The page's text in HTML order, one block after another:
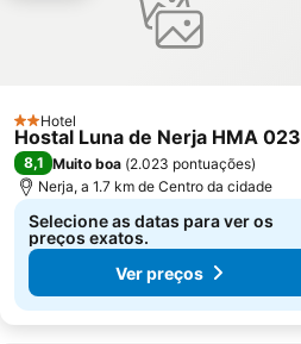
Puerta de la Cruz
Castillo de Salobreña
Granada
2 Estrelas
Hotel
Hostal Luna de Nerja HMA
8,1 Muito boa (2.023 pontuações)
Nerja, a 1.7 km de Centro da cidade
Selecione as datas para ver os
preços exatos.
Ver preços